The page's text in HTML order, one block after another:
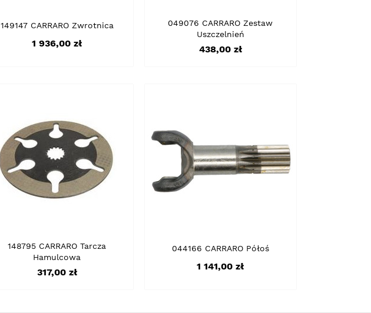
149147 CARRARO Zwrotnica
Cena
1 936,00 zł
049076 CARRARO Zestaw
Uszczelnień
Cena
438,00 zł
148795 CARRARO Tarcza
Hamulcowa
Cena
317,00 zł
044166 CARRARO Półoś
Cena
1 141,00 zł